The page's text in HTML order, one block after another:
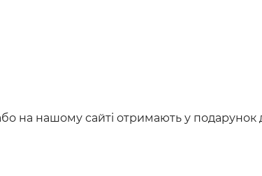
на нашому сайті отримають у подарунок